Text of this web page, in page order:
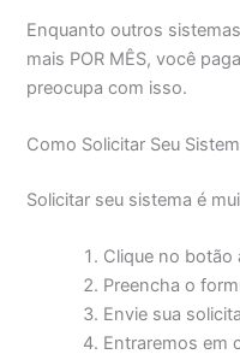
Enquanto outros
mais POR MÊS, você
preocupa com isso.
Como Solicitar Seu
Solicitar seu sistema é
Clique no botão
Preencha o
Envie sua
Entraremos em